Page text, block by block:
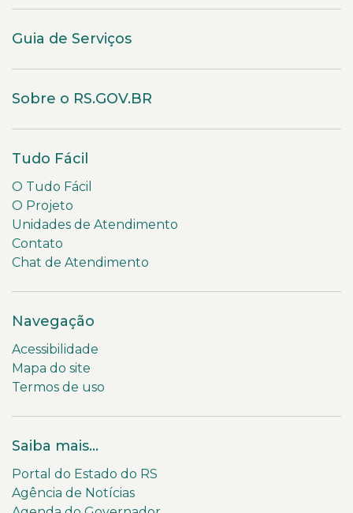
Guia de Serviços
Sobre o RS.GOV.BR
Tudo Fácil
O Tudo Fácil
O Projeto
Unidades de Atendimento
Contato
Chat de Atendimento
Navegação
Acessibilidade
Mapa do site
Termos de uso
Saiba mais...
Portal do Estado do RS
Agência de Notícias